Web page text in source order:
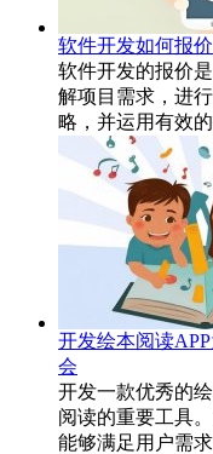
软件开发如何报
软件开发的报价
解项目需求，进
略，并运用有效
开发绘本阅读
会
开发一款优秀的
阅读的重要工具
能够满足用户需